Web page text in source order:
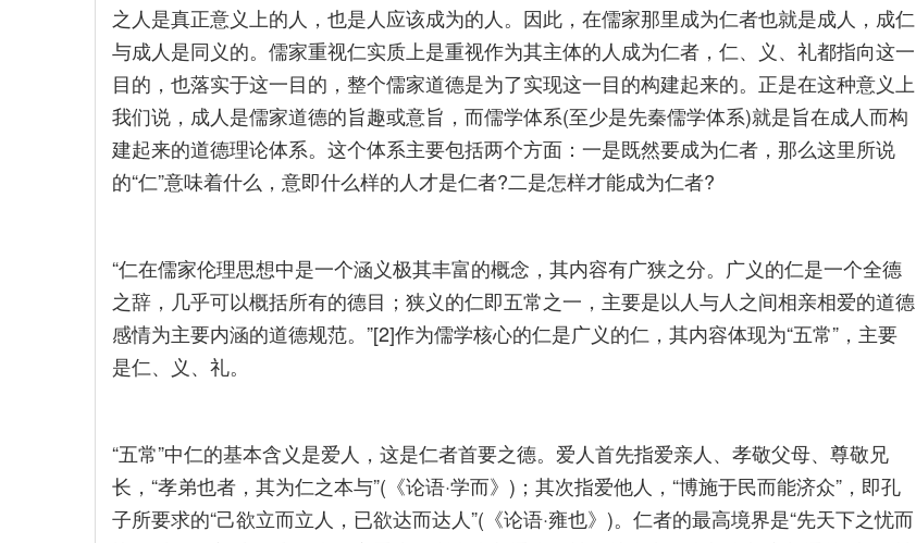
之人是真正意义上的人，也是人应该成为的人。因此，在儒家那里成为仁者也就是成人，成仁
与成人是同义的。儒家重视仁实质上是重视作为其主体的人成为仁者，仁、义、礼都指向这一
目的，也落实于这一目的，整个儒家道德是为了实现这一目的构建起来的。正是在这种意义上
我们说，成人是儒家道德的旨趣或意旨，而儒学体系(至少是先秦儒学体系)就是旨在成人而构
建起来的道德理论体系。这个体系主要包括两个方面：一是既然要成为仁者，那么这里所说
的“仁”意味着什么，意即什么样的人才是仁者?二是怎样才能成为仁者?
“仁在儒家伦理思想中是一个涵义极其丰富的概念，其内容有广狭之分。广义的仁是一个全德
之辞，几乎可以概括所有的德目；狭义的仁即五常之一，主要是以人与人之间相亲相爱的道德
感情为主要内涵的道德规范。”[2]作为儒学核心的仁是广义的仁，其内容体现为“五常”，主要
是仁、义、礼。
“五常”中仁的基本含义是爱人，这是仁者首要之德。爱人首先指爱亲人、孝敬父母、尊敬兄
长，“孝弟也者，其为仁之本与”(《论语·学而》)；其次指爱他人，“博施于民而能济众”，即孔
子所要求的“己欲立而立人，已欲达而达人”(《论语·雍也》)。仁者的最高境界是“先天下之忧而